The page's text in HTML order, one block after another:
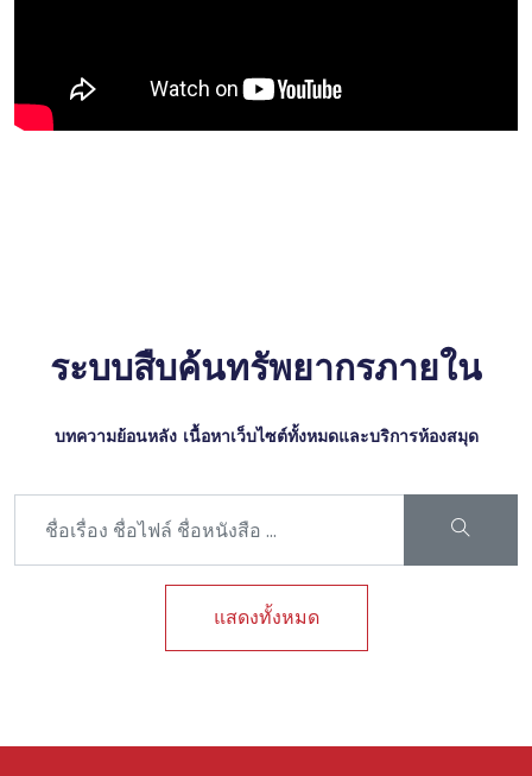
ระบบสืบค้นทรัพยากรภายใน
บทความย้อนหลัง เนื้อหาเว็บไซต์ทั้งหมดและบริการห้องสมุด
แสดงทั้งหมด